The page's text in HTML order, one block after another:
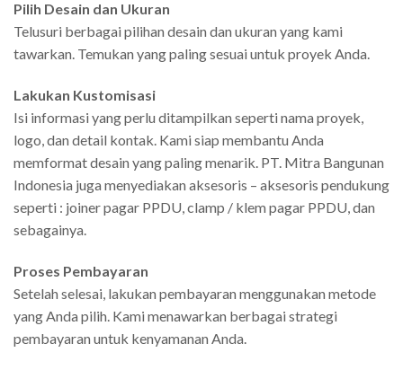
Pilih Desain dan Ukuran
Telusuri berbagai pilihan desain dan ukuran yang kami
tawarkan. Temukan yang paling sesuai untuk proyek Anda.
Lakukan Kustomisasi
Isi informasi yang perlu ditampilkan seperti nama proyek,
logo, dan detail kontak. Kami siap membantu Anda
memformat desain yang paling menarik. PT. Mitra Bangunan
Indonesia juga menyediakan aksesoris – aksesoris pendukung
seperti : joiner pagar PPDU, clamp / klem pagar PPDU, dan
sebagainya.
Proses Pembayaran
Setelah selesai, lakukan pembayaran menggunakan metode
yang Anda pilih. Kami menawarkan berbagai strategi
pembayaran untuk kenyamanan Anda.